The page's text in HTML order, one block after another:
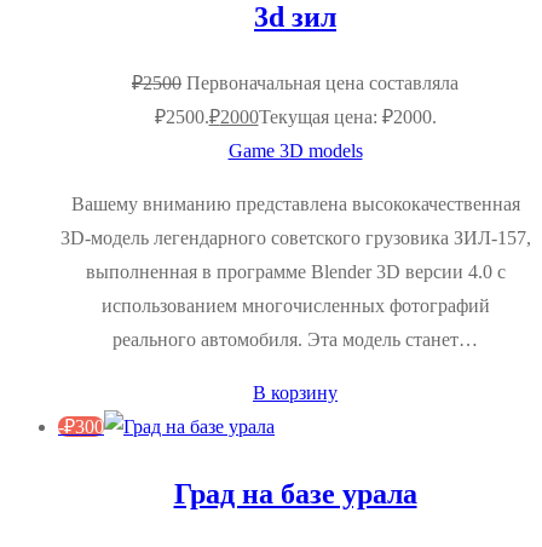
3d зил
₽2500 Первоначальная цена составляла
₽2500.₽2000Текущая цена: ₽2000.
Game 3D models
Вашему вниманию представлена высококачественная
3D-модель легендарного советского грузовика ЗИЛ-157,
выполненная в программе Blender 3D версии 4.0 с
использованием многочисленных фотографий
реального автомобиля. Эта модель станет…
В корзину
-₽300
Град на базе урала